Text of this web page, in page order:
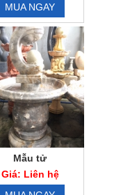
MUA NGAY
Mẫu tử
Giá: Liên hệ